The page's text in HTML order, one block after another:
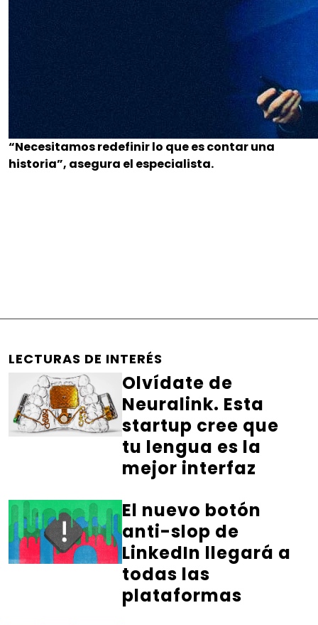
“Necesitamos redefinir lo que es contar una
historia”, asegura el especialista.
LECTURAS DE INTERÉS
Olvídate de
Neuralink. Esta
startup cree que
tu lengua es la
mejor interfaz
El nuevo botón
anti-slop de
LinkedIn llegará a
todas las
plataformas